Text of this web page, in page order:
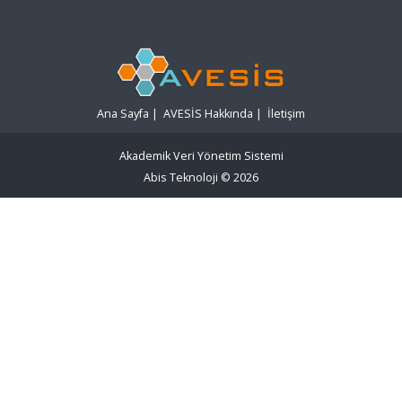
Ana Sayfa | AVESİS Hakkında | İletişim
Akademik Veri Yönetim Sistemi
Abis Teknoloji © 2026